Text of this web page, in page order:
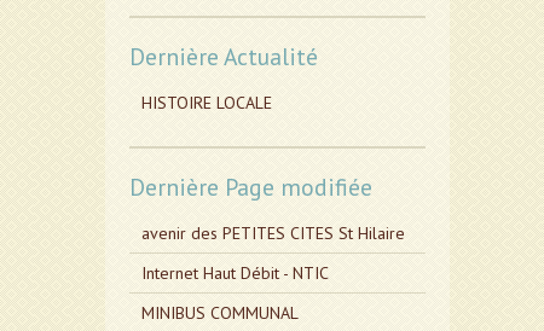
Dernière Actualité
HISTOIRE LOCALE
Dernière Page modifiée
avenir des PETITES CITES St Hilaire
Internet Haut Débit - NTIC
MINIBUS COMMUNAL